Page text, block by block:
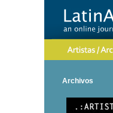
Archivos